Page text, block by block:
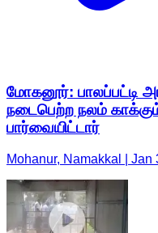
மோகனூர்: பாலப்பட்டி
நடைபெற்ற நலம்
பார்வையிட்டார்
Mohanur, Namakkal | Jan